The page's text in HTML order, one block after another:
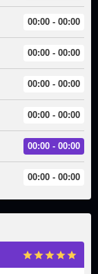
00:00 - 00:00
00:00 - 00:00
00:00 - 00:00
00:00 - 00:00
00:00 - 00:00
00:00 - 00:00